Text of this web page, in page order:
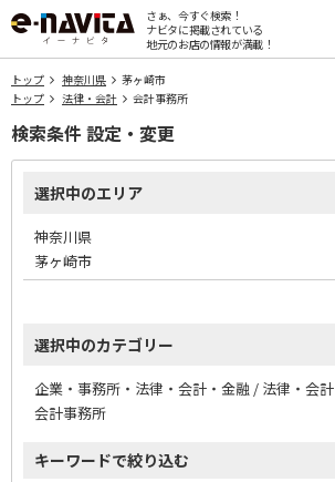
さぁ、今すぐ検索！
ナビタに掲載されている
地元のお店の情報が満載！
トップ 神奈川県
茅ヶ崎市
トップ
法律・会計 会計事務所
検索条件 設定・変更
選択中のエリア
神奈川県
茅ヶ崎市
選択中のカテゴリー
企業・事務所・法律・会計・金融 / 法律・会計
会計事務所
キーワードで絞り込む